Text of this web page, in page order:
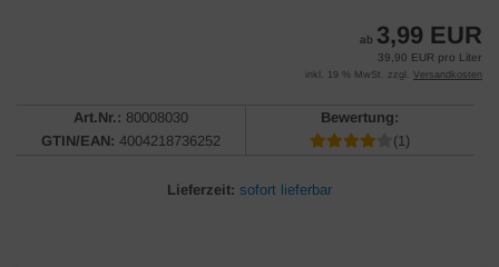
ab 3,99 EUR
39,90 EUR pro Liter
inkl. 19 % MwSt. zzgl. Versandkosten
Art.Nr.: 80008030
GTIN/EAN: 4004218736252
Bewertung:
(1)
Lieferzeit: sofort lieferbar